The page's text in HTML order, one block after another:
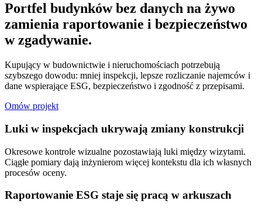
Portfel budynków bez danych na żywo
zamienia raportowanie i bezpieczeństwo
w zgadywanie.
Kupujący w budownictwie i nieruchomościach potrzebują
szybszego dowodu: mniej inspekcji, lepsze rozliczanie najemców i
dane wspierające ESG, bezpieczeństwo i zgodność z przepisami.
Omów projekt
Luki w inspekcjach ukrywają zmiany konstrukcji
Okresowe kontrole wizualne pozostawiają luki między wizytami.
Ciągłe pomiary dają inżynierom więcej kontekstu dla ich własnych
procesów oceny.
Raportowanie ESG staje się pracą w arkuszach